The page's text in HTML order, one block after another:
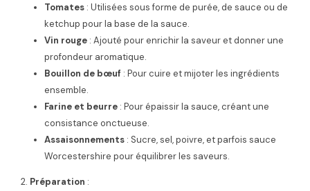
Tomates : Utilisées sous forme de purée, de sauce ou de
ketchup pour la base de la sauce.
Vin rouge : Ajouté pour enrichir la saveur et donner une
profondeur aromatique.
Bouillon de bœuf : Pour cuire et mijoter les ingrédients
ensemble.
Farine et beurre : Pour épaissir la sauce, créant une
consistance onctueuse.
Assaisonnements : Sucre, sel, poivre, et parfois sauce
Worcestershire pour équilibrer les saveurs.
Préparation :